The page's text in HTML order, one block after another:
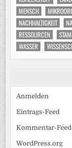
MENSCH
NACHHALTIGKEIT
RESSOURCEN
WASSER
Anmelden
Eintrags-Feed
Kommentar-Feed
WordPress.org